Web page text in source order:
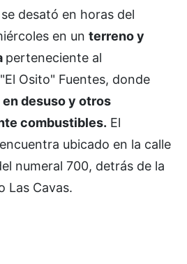
se desató en horas del
en un terreno y
perteneciente al
Osito" Fuentes, donde
desuso y otros
combustibles. El
ubicado en la calle
numeral 700, detrás de la
Las Cavas.